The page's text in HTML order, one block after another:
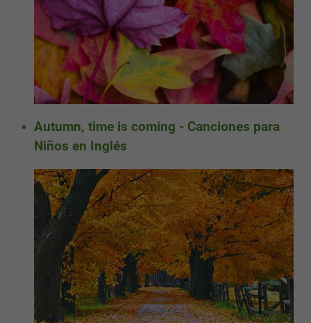
Autumn, time is coming - Canciones para
Niños en Inglés